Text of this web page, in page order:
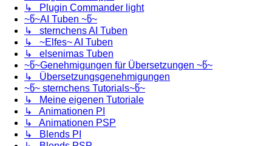
↳ Plugin Commander light
~წ~AI Tuben ~წ~
↳ sternchens AI Tuben
↳ ~Elfes~ AI Tuben
↳ elsenimas Tuben
~წ~Genehmigungen für Übersetzungen ~წ~
↳ Übersetzungsgenehmigungen
~წ~ sternchens Tutorials~წ~
↳ Meine eigenen Tutoriale
↳ Animationen PI
↳ Animationen PSP
↳ Blends PI